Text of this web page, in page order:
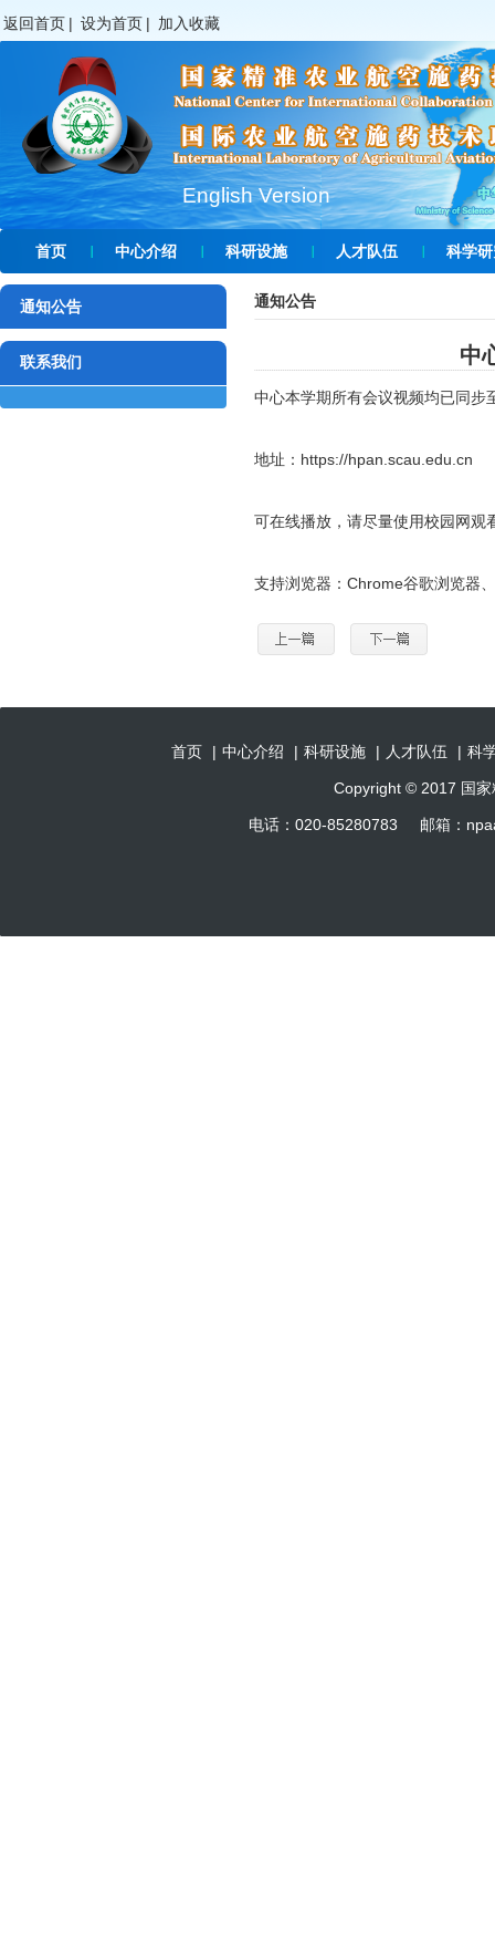
返回首页 | 设为首页 | 加入收藏
English Version
首页 中心介绍 科研设施 人才队伍 科学
通知公告
联系我们
通知公告
中
中心本学期所有会议视频均已同步
地址：https://hpan.scau.edu.cn
可在线播放，请尽量使用校园网观
支持浏览器：Chrome谷歌浏览器
首页 | 中心介绍 | 科研设施 | 人才队伍 | 科
Copyright © 2017 国
电话：020-85280783 邮箱：